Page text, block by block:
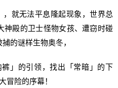
就无法平息隆起现象，世界总
神殿的卫士怪物女孩、遭窃时碰
的谜样生物奥冬，
」的引领，找出「常暗」的下
冒险的序幕！